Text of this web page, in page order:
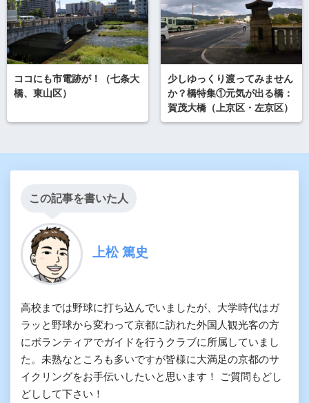
ココにも市電跡が！（七条大
橋、東山区）
少しゆっくり渡ってみません
か？橋特集①元気が出る橋：
賀茂大橋（上京区・左京区）
この記事を書いた人
上松 篤史
高校までは野球に打ち込んでいましたが、大学時代はガ
ラッと野球から変わって京都に訪れた外国人観光客の方
にボランティアでガイドを行うクラブに所属していまし
た。未熟なところも多いですが皆様に大満足の京都のサ
イクリングをお手伝いしたいと思います！ ご質問もどし
どしして下さい！